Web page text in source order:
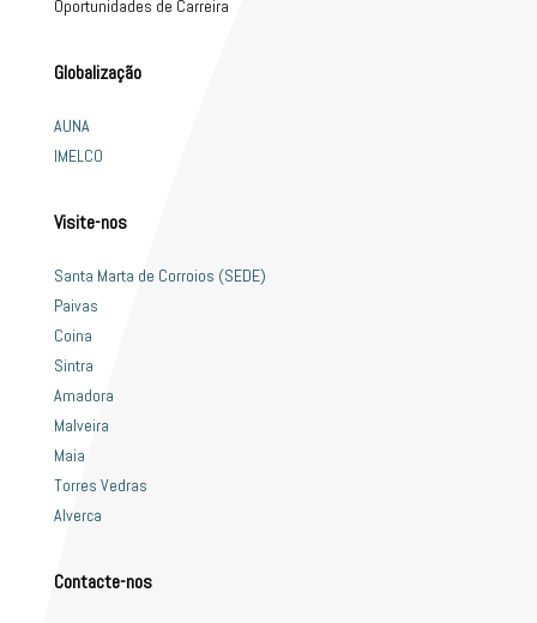
Oportunidades de Carreira
Globalização
AUNA
IMELCO
Visite-nos
Santa Marta de Corroios (SEDE)
Paivas
Coina
Sintra
Amadora
Malveira
Maia
Torres Vedras
Alverca
Contacte-nos